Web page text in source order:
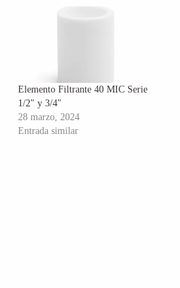
Elemento Filtrante 40 MIC Serie
1/2″ y 3/4″
28 marzo, 2024
Entrada similar